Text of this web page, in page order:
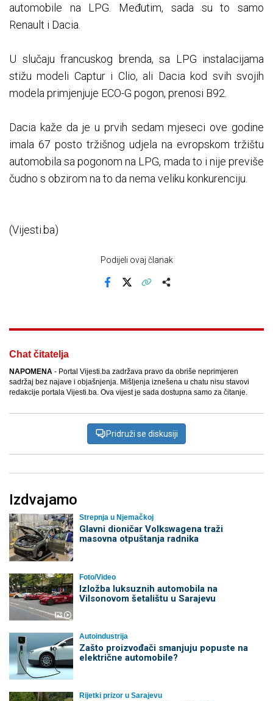
automobile na LPG. Međutim, sada su to samo
Renault i Dacia.
U slučaju francuskog brenda, sa LPG instalacijama
stižu modeli Captur i Clio, ali Dacia kod svih svojih
modela primjenjuje ECO-G pogon, prenosi B92.
Dacia kaže da je u prvih sedam mjeseci ove godine
imala 67 posto tržišnog udjela na evropskom tržištu
automobila sa pogonom na LPG, mada to i nije previše
čudno s obzirom na to da nema veliku konkurenciju.
(Vijesti.ba)
Podijeli ovaj članak
Chat čitatelja
NAPOMENA - Portal Vijesti.ba zadržava pravo da obriše neprimjeren
sadržaj bez najave i objašnjenja. Mišljenja iznešena u chatu nisu stavovi
redakcije portala Vijesti.ba. Ova vijest je sada dostupna samo za čitanje.
Pridruži se diskusiji
Izdvajamo
Strepnja u Njemačkoj
Glavni dioničar Volkswagena traži
masovna otpuštanja radnika
Foto/Video
Izložba luksuznih automobila na
Vilsonovom šetalištu u Sarajevu
Autoindustrija
Zašto proizvođači smanjuju popuste na
električne automobile?
Rijetki prizor u Sarajevu